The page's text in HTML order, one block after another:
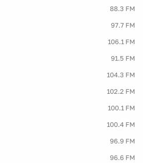
88.3 FM
97.7 FM
106.1 FM
91.5 FM
104.3 FM
102.2 FM
100.1 FM
100.4 FM
96.9 FM
96.6 FM